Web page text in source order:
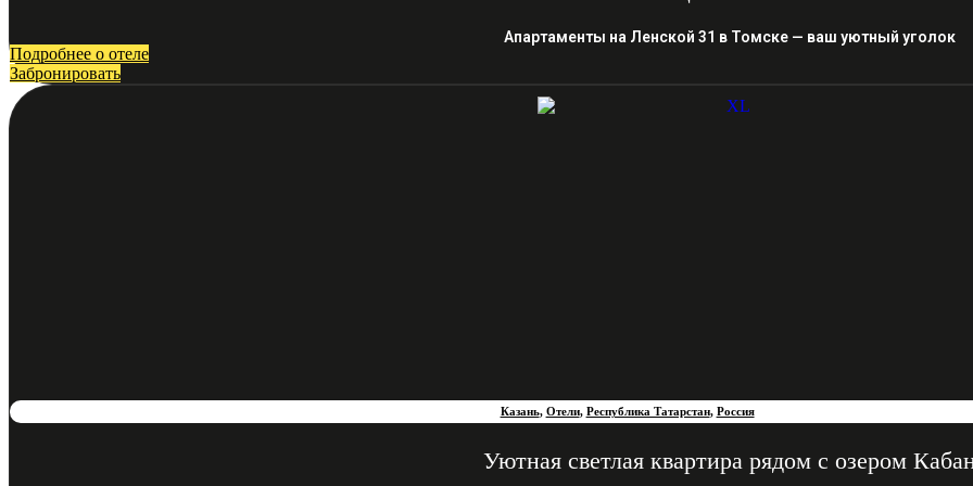
Апартаменты на Ленской 31 в Томске — ваш уютный уголок
Подробнее о отеле
Забронировать
Казань, Отели, Республика Татарстан, Россия
Уютная светлая квартира рядом с озером